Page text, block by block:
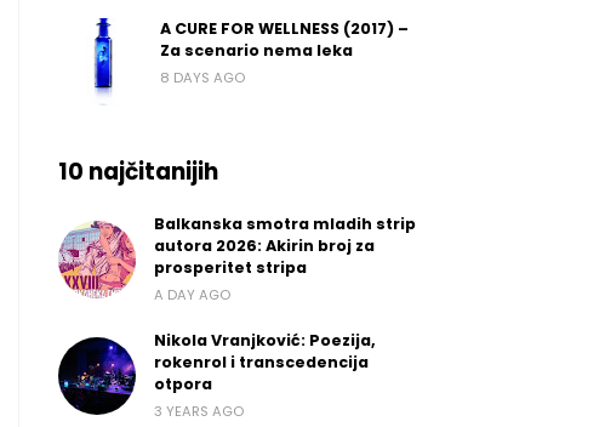
A CURE FOR WELLNESS (2017) –
Za scenario nema leka
8 DAYS AGO
10 najčitanijih
Balkanska smotra mladih strip
autora 2026: Akirin broj za
prosperitet stripa
A DAY AGO
Nikola Vranjković: Poezija,
rokenrol i transcedencija
otpora
3 YEARS AGO